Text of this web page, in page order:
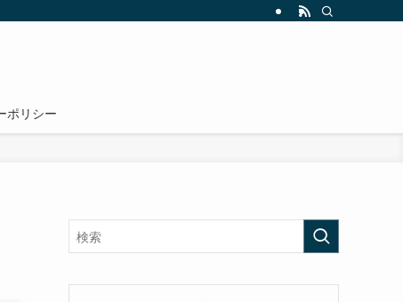
ポリシー